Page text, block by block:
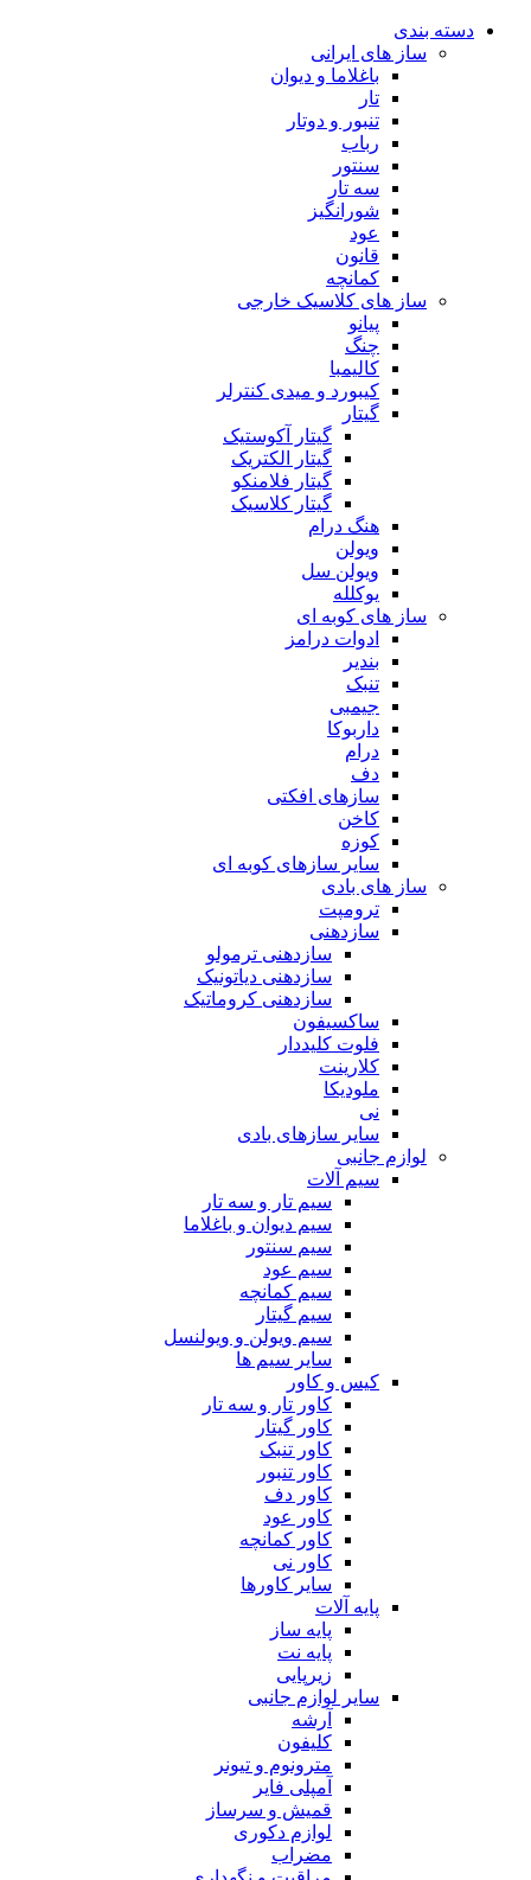
دسته بندی
ساز های ایرانی
باغلاما و دیوان
تار
تنبور و دوتار
رباب
سنتور
سه تار
شورانگیز
عود
قانون
کمانچه
ساز های کلاسیک خارجی
پیانو
چنگ
کالیمبا
کیبورد و میدی کنترلر
گیتار
گیتار آکوستیک
گیتار الکتریک
گیتار فلامنکو
گیتار کلاسیک
هنگ درام
ویولن
ویولن سل
یوکلله
ساز های کوبه ای
ادوات درامز
بندیر
تنبک
جیمبی
داربوکا
درام
دف
سازهای افکتی
کاخن
کوزه
سایر سازهای کوبه ای
ساز های بادی
ترومپت
سازدهنی
سازدهنی ترمولو
سازدهنی دیاتونیک
سازدهنی کروماتیک
ساکسیفون
فلوت کلیددار
کلارینت
ملودیکا
نی
سایر سازهای بادی
لوازم جانبی
سیم آلات
سیم تار و سه تار
سیم دیوان و باغلاما
سیم سنتور
سیم عود
سیم کمانچه
سیم گیتار
سیم ویولن و ویولنسل
سایر سیم ها
کیس و کاور
کاور تار و سه تار
کاور گیتار
کاور تنبک
کاور تنبور
کاور دف
کاور عود
کاور کمانچه
کاور نی
سایر کاورها
پایه آلات
پایه ساز
پایه نت
زیرپایی
سایر لوازم جانبی
آرشه
کلیفون
مترونوم و تیونر
آمپلی فایر
قمیش و سرساز
لوازم دکوری
مضراب